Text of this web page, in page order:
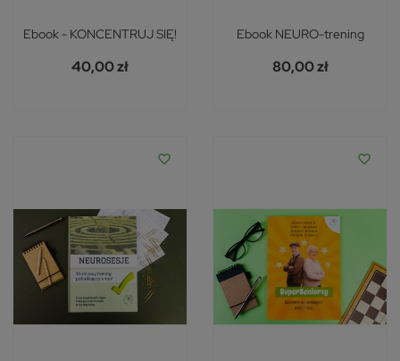
Ebook - KONCENTRUJ SIĘ!
40,00 zł
Ebook NEURO-trening
80,00 zł
favorite_border favorite_border